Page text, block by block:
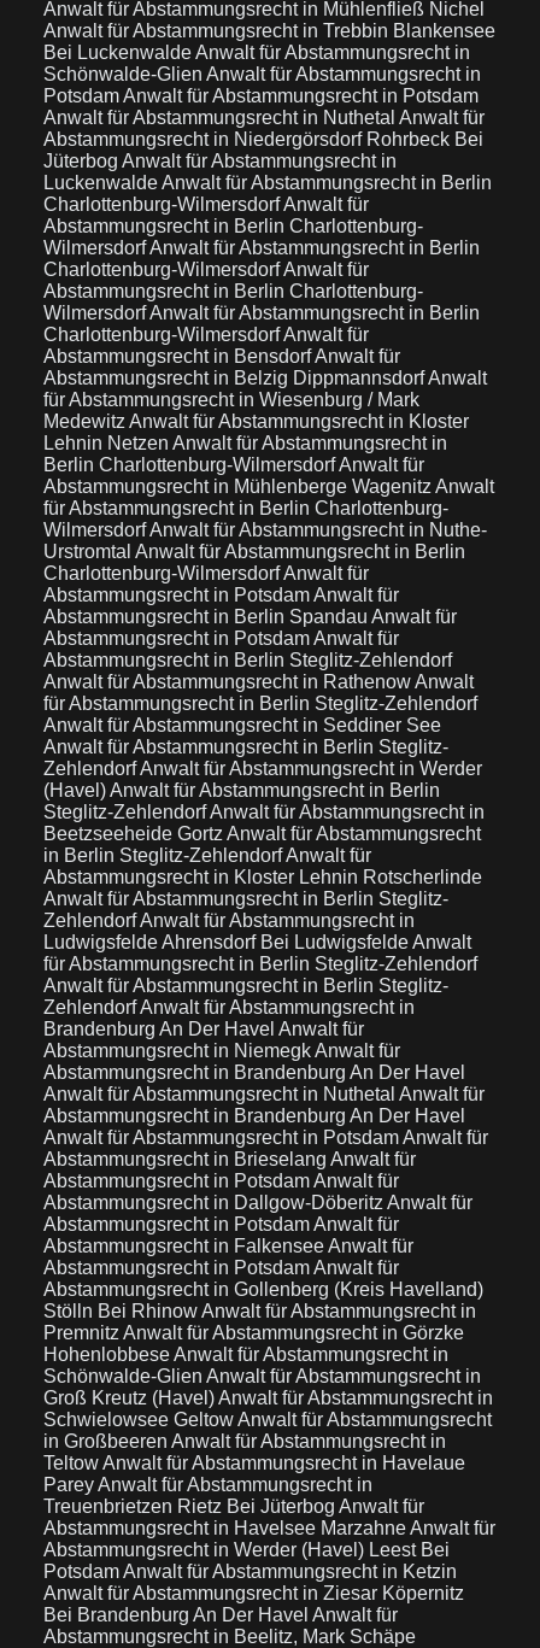
Anwalt für Abstammungsrecht in Mühlenfließ Nichel
Anwalt für Abstammungsrecht in Trebbin Blankensee
Bei LuckenwaldeAnwalt für Abstammungsrecht in
Schönwalde-Glien Anwalt für Abstammungsrecht in
PotsdamAnwalt für Abstammungsrecht in Potsdam
Anwalt für Abstammungsrecht in Nuthetal Anwalt für
Abstammungsrecht in Niedergörsdorf Rohrbeck Bei
Jüterbog Anwalt für Abstammungsrecht in
LuckenwaldeAnwalt für Abstammungsrecht in Berlin
Charlottenburg-WilmersdorfAnwalt für
Abstammungsrecht in Berlin Charlottenburg-
WilmersdorfAnwalt für Abstammungsrecht in Berlin
Charlottenburg-WilmersdorfAnwalt für
Abstammungsrecht in Berlin Charlottenburg-
WilmersdorfAnwalt für Abstammungsrecht in Berlin
Charlottenburg-WilmersdorfAnwalt für
Abstammungsrecht in BensdorfAnwalt für
Abstammungsrecht in Belzig DippmannsdorfAnwalt
für Abstammungsrecht in Wiesenburg / Mark
Medewitz Anwalt für Abstammungsrecht in Kloster
Lehnin Netzen Anwalt für Abstammungsrecht in
Berlin Charlottenburg-WilmersdorfAnwalt für
Abstammungsrecht in Mühlenberge Wagenitz Anwalt
für Abstammungsrecht in Berlin Charlottenburg-
WilmersdorfAnwalt für Abstammungsrecht in Nuthe-
Urstromtal Anwalt für Abstammungsrecht in Berlin
Charlottenburg-WilmersdorfAnwalt für
Abstammungsrecht in PotsdamAnwalt für
Abstammungsrecht in Berlin Spandau Anwalt für
Abstammungsrecht in PotsdamAnwalt für
Abstammungsrecht in Berlin Steglitz-Zehlendorf
Anwalt für Abstammungsrecht in RathenowAnwalt
für Abstammungsrecht in Berlin Steglitz-Zehlendorf
Anwalt für Abstammungsrecht in Seddiner See
Anwalt für Abstammungsrecht in Berlin Steglitz-
ZehlendorfAnwalt für Abstammungsrecht in Werder
(Havel)Anwalt für Abstammungsrecht in Berlin
Steglitz-ZehlendorfAnwalt für Abstammungsrecht in
Beetzseeheide Gortz Anwalt für Abstammungsrecht
in Berlin Steglitz-ZehlendorfAnwalt für
Abstammungsrecht in Kloster Lehnin Rotscherlinde
Anwalt für Abstammungsrecht in Berlin Steglitz-
ZehlendorfAnwalt für Abstammungsrecht in
Ludwigsfelde Ahrensdorf Bei LudwigsfeldeAnwalt
für Abstammungsrecht in Berlin Steglitz-Zehlendorf
Anwalt für Abstammungsrecht in Berlin Steglitz-
ZehlendorfAnwalt für Abstammungsrecht in
Brandenburg An Der Havel Anwalt für
Abstammungsrecht in NiemegkAnwalt für
Abstammungsrecht in Brandenburg An Der Havel
Anwalt für Abstammungsrecht in Nuthetal Anwalt für
Abstammungsrecht in Brandenburg An Der Havel
Anwalt für Abstammungsrecht in PotsdamAnwalt für
Abstammungsrecht in Brieselang Anwalt für
Abstammungsrecht in PotsdamAnwalt für
Abstammungsrecht in Dallgow-Döberitz Anwalt für
Abstammungsrecht in PotsdamAnwalt für
Abstammungsrecht in FalkenseeAnwalt für
Abstammungsrecht in PotsdamAnwalt für
Abstammungsrecht in Gollenberg (Kreis Havelland)
Stölln Bei RhinowAnwalt für Abstammungsrecht in
Premnitz Anwalt für Abstammungsrecht in Görzke
HohenlobbeseAnwalt für Abstammungsrecht in
Schönwalde-Glien Anwalt für Abstammungsrecht in
Groß Kreutz (Havel)Anwalt für Abstammungsrecht in
Schwielowsee GeltowAnwalt für Abstammungsrecht
in Großbeeren Anwalt für Abstammungsrecht in
TeltowAnwalt für Abstammungsrecht in Havelaue
PareyAnwalt für Abstammungsrecht in
Treuenbrietzen Rietz Bei Jüterbog Anwalt für
Abstammungsrecht in Havelsee MarzahneAnwalt für
Abstammungsrecht in Werder (Havel) Leest Bei
PotsdamAnwalt für Abstammungsrecht in Ketzin
Anwalt für Abstammungsrecht in Ziesar Köpernitz
Bei Brandenburg An Der Havel Anwalt für
Abstammungsrecht in Beelitz, Mark Schäpe